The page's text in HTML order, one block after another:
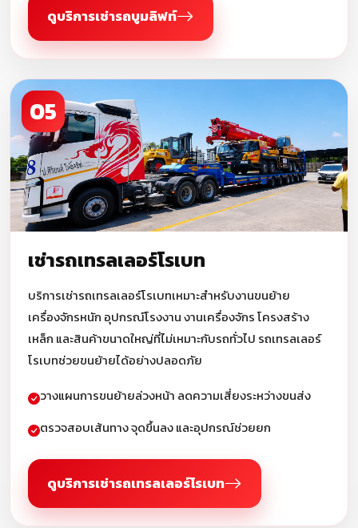
ดูบริการเช่ารถบูมลิฟท์
05
เช่ารถเทรลเลอร์โรเบท
บริการเช่ารถเทรลเลอร์โรเบทเหมาะสำหรับงานขนย้าย
เครื่องจักรหนัก อุปกรณ์โรงงาน งานเครื่องจักร โครงสร้าง
เหล็ก และสินค้าขนาดใหญ่ที่ไม่เหมาะกับรถทั่วไป รถเทรลเลอร์
โรเบทช่วยขนย้ายได้อย่างปลอดภัย
วางแผนการขนย้ายล่วงหน้า ลดความเสี่ยงระหว่างขนส่ง
ตรวจสอบเส้นทาง จุดขึ้นลง และอุปกรณ์ช่วยยก
ดูบริการเช่ารถเทรลเลอร์โรเบท